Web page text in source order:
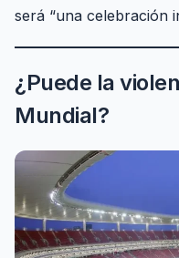
será “una celebración
¿Puede la
Mundial?